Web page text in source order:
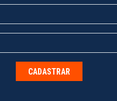
CADASTRAR